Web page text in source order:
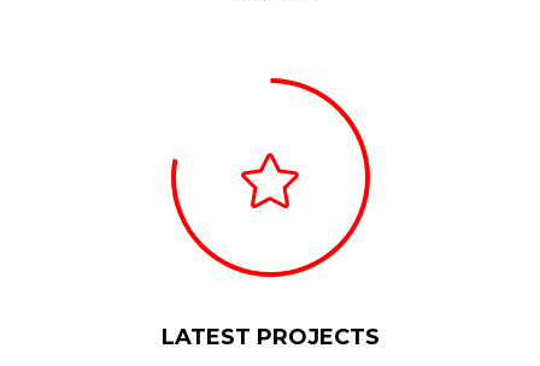
LATEST PROJECTS